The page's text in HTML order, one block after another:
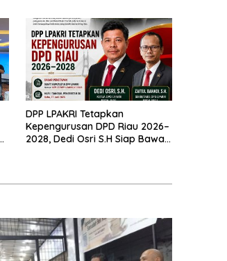
DPP LPAKRI Tetapkan
Kepengurusan DPD Riau 2026–
2028, Dedi Osri S.H Siap Bawa